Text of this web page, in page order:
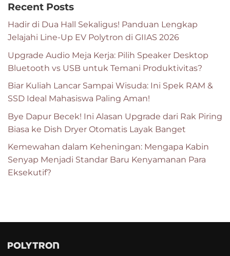
Recent Posts
Hadir di Dua Hall Sekaligus! Panduan Lengkap
Jelajahi Line-Up EV Polytron di GIIAS 2026
Upgrade Audio Meja Kerja: Pilih Speaker Desktop
Bluetooth vs USB untuk Temani Produktivitas?
Biar Kuliah Lancar Sampai Wisuda: Ini Spek RAM &
SSD Ideal Mahasiswa Paling Aman!
Bye Dapur Becek! Ini Alasan Upgrade dari Rak Piring
Biasa ke Dish Dryer Otomatis Layak Banget
Kemewahan dalam Keheningan: Mengapa Kabin
Senyap Menjadi Standar Baru Kenyamanan Para
Eksekutif?